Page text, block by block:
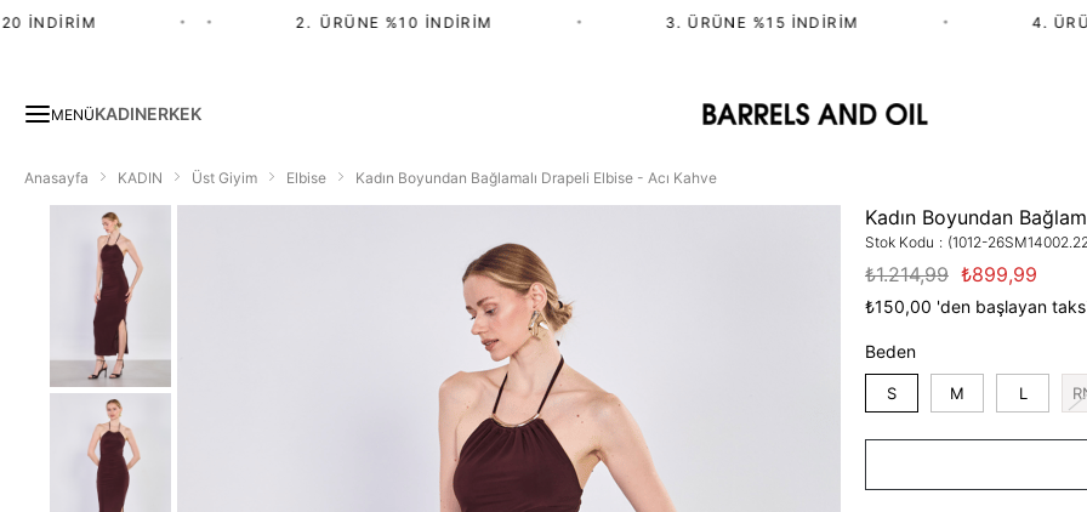
• 2.⁠ ⁠ÜRÜNE %10 İNDIRIM 3. ÜRÜNE %15 İNDIRIM 4. ÜRÜN
MENÜKADINERKEK
Anasayfa KADIN Üst Giyim Elbise Kadın Boyundan Bağlamalı Drapeli Elbise - Acı Kahve
Kadın Boyundan
Stok Kodu (1012-
₺1.214,99 ₺899,99
₺150,00 'den başlayan
Beden
S M L